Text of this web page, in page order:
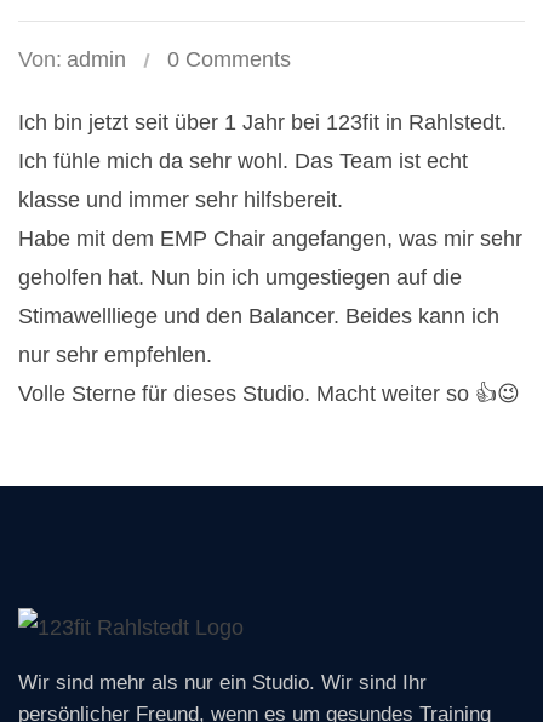
Von: admin 0 Comments
Ich bin jetzt seit über 1 Jahr bei 123fit in Rahlstedt.
Ich fühle mich da sehr wohl. Das Team ist echt
klasse und immer sehr hilfsbereit.
Habe mit dem EMP Chair angefangen, was mir sehr
geholfen hat. Nun bin ich umgestiegen auf die
Stimawellliege und den Balancer. Beides kann ich
nur sehr empfehlen.
Volle Sterne für dieses Studio. Macht weiter so 👍😉
Wir sind mehr als nur ein Studio. Wir sind Ihr
persönlicher Freund, wenn es um gesundes Training